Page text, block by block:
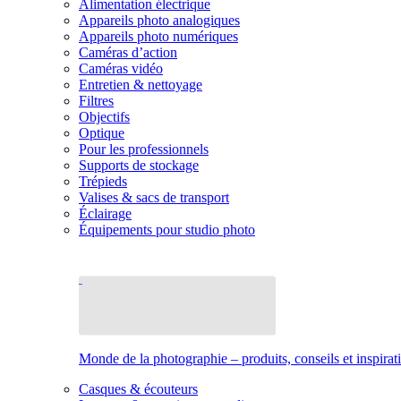
Alimentation électrique
Appareils photo analogiques
Appareils photo numériques
Caméras d’action
Caméras vidéo
Entretien & nettoyage
Filtres
Objectifs
Optique
Pour les professionnels
Supports de stockage
Trépieds
Valises & sacs de transport
Éclairage
Équipements pour studio photo
Monde de la photographie – produits, conseils et
Casques & écouteurs